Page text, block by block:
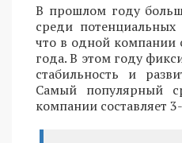
В прошлом году
среди потенциальных
что в одной компании
года. В этом году
стабильность и
Самый популярный
компании составляет